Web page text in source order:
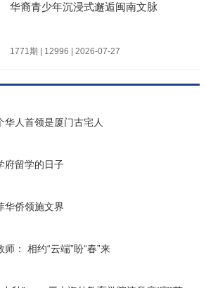
华裔青少年沉浸式邂逅闽南文脉
1771期 | 12996 | 2026-07-27
华人首领是厦门古宅人
府留学的日子
华侨领施文界
： 相约“云端”盼“春”来